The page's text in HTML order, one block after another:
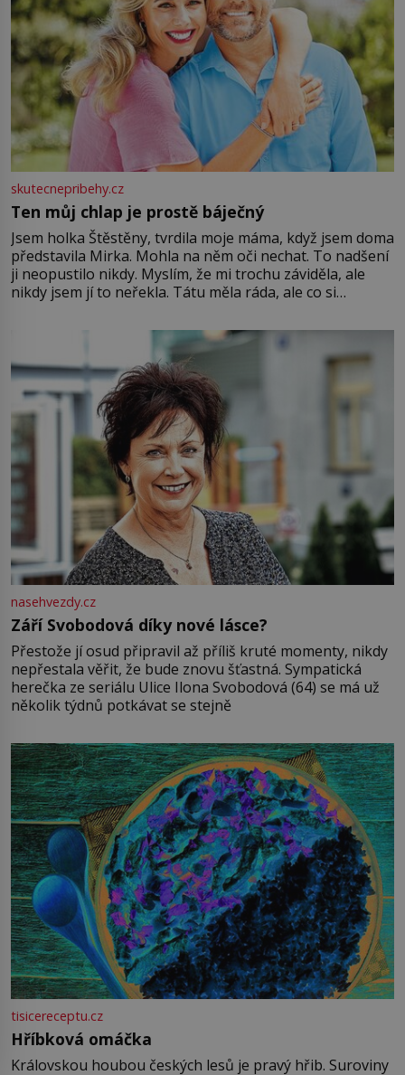
skutecnepribehy.cz
Ten můj chlap je prostě báječný
Jsem holka Štěstěny, tvrdila moje máma, když jsem doma
představila Mirka. Mohla na něm oči nechat. To nadšení
ji neopustilo nikdy. Myslím, že mi trochu záviděla, ale
nikdy jsem jí to neřekla. Tátu měla ráda, ale co si
Jsme spolu moc rádi Tehdy byla jiná doba, když
nasehvezdy.cz
Září Svobodová díky nové lásce?
Přestože jí osud připravil až příliš kruté momenty, nikdy
nepřestala věřit, že bude znovu šťastná. Sympatická
herečka ze seriálu Ulice Ilona Svobodová (64) se má už
několik týdnů potkávat se stejně
tisicereceptu.cz
Hříbková omáčka
Královskou houbou českých lesů je pravý hřib. Suroviny